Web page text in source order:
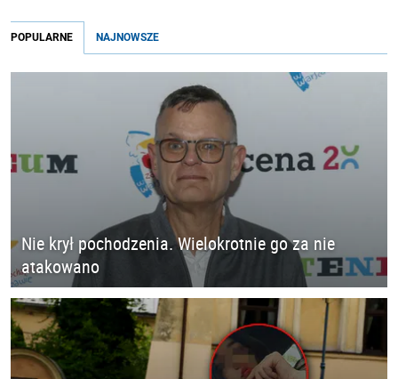
POPULARNE NAJNOWSZE
Nie krył pochodzenia. Wielokrotnie go za nie
atakowano